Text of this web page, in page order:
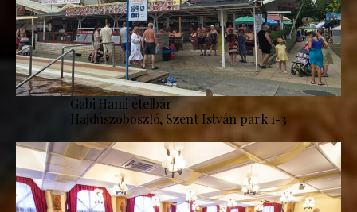
Gabi Hami ételbár
Hajdúszoboszló, Szent István park 1-3